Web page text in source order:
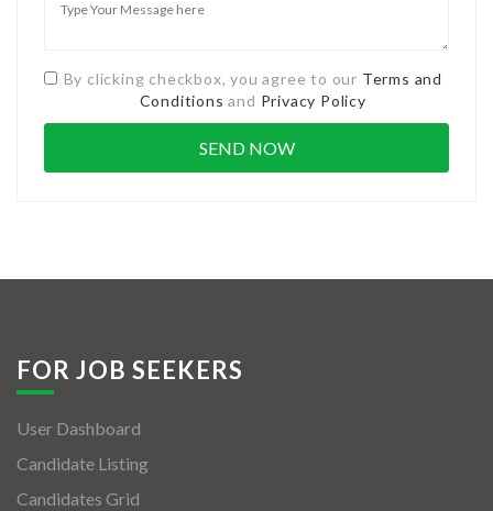
By clicking checkbox, you agree to our Terms and
Conditions and Privacy Policy
FOR JOB SEEKERS
User Dashboard
Candidate Listing
Candidates Grid